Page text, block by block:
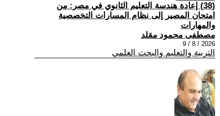
(38) إعادة هندسة التعليم الثانوي في مصر: من
امتحان المصير إلى نظام المسارات التخصصية
والمهارات
مصطفى محمود مقلد
2026 / 8 / 9
التربية والتعليم والبحث العلمي